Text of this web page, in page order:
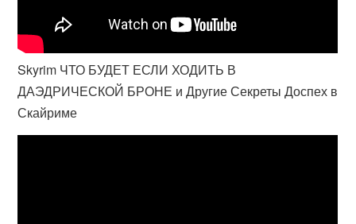
Skyrim ЧТО БУДЕТ ЕСЛИ ХОДИТЬ В
ДАЭДРИЧЕСКОЙ БРОНЕ и Другие Секреты Доспех в
Скайриме